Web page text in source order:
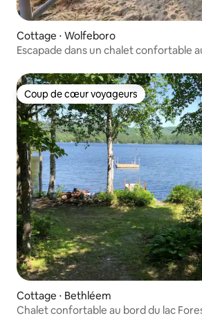
Cottage ⋅ Wolfeboro
Escapade dans un chalet confortable
Coup de cœur voyageurs
Coup de cœur voyageurs
Cottage ⋅ Bethléem
Chalet confortable au bord du lac